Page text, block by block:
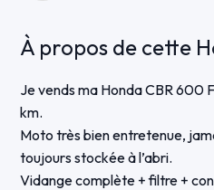
À propos de cette
Je vends ma Honda CBR 600
km.
Moto très bien entretenue,
toujours stockée à l’abri.
Vidange complète + filtre +